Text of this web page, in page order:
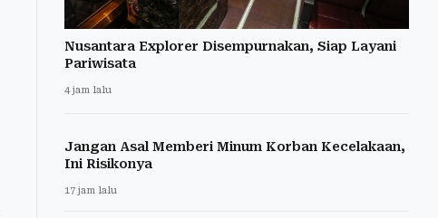
Nusantara Explorer Disempurnakan, Siap Layani
Pariwisata
4 jam lalu
Jangan Asal Memberi Minum Korban Kecelakaan,
Ini Risikonya
17 jam lalu